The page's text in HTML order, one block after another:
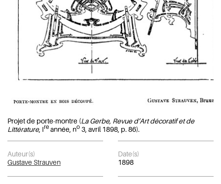
Projet de porte-montre (La Gerbe, Revue d’Art décoratif et de
Littérature, Ire année, no 3, avril 1898, p. 86).
Auteur(s)
Gustave Strauven
Date(s)
1898